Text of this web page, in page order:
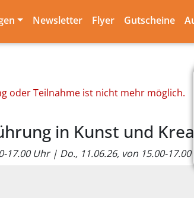
Newsletter Flyer Gutscheine
oder Teilnahme ist nicht mehr möglich.
in Kunst und